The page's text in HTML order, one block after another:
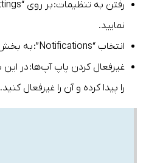
نمایید.
انتخاب “Notifications”: به بخش “Notifications” بروید.
را پیدا کرده و آن را غیرفعال کنید.